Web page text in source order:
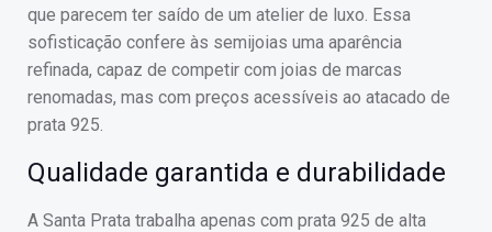
que parecem ter saído de um atelier de luxo. Essa
sofisticação confere às semijoias uma aparência
refinada, capaz de competir com joias de marcas
renomadas, mas com preços acessíveis ao atacado de
prata 925.
Qualidade garantida e durabilidade
A Santa Prata trabalha apenas com prata 925 de alta